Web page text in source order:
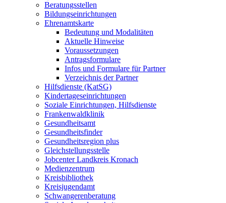
Beratungsstellen
Bildungseinrichtungen
Ehrenamtskarte
Bedeutung und Modalitäten
Aktuelle Hinweise
Voraussetzungen
Antragsformulare
Infos und Formulare für Partner
Verzeichnis der Partner
Hilfsdienste (KatSG)
Kindertageseinrichtungen
Soziale Einrichtungen, Hilfsdienste
Frankenwaldklinik
Gesundheitsamt
Gesundheitsfinder
Gesundheitsregion plus
Gleichstellungsstelle
Jobcenter Landkreis Kronach
Medienzentrum
Kreisbibliothek
Kreisjugendamt
Schwangerenberatung